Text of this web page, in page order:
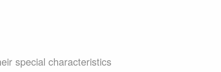
special characteristics